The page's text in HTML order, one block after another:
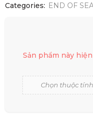
Categories: END OF
Sản phẩm này
Chọn thuộc